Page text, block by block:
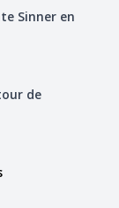
Sinner en
de